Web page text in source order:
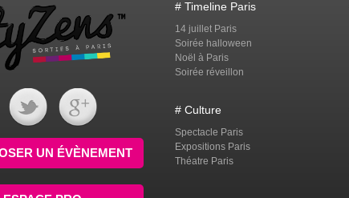
UN ÉVÈNEMENT
# Timeline Paris
14 juillet Paris
Soirée halloween
Noël à Paris
Soirée réveillon
# Culture
Spectacle Paris
Expositions Paris
Théatre Paris